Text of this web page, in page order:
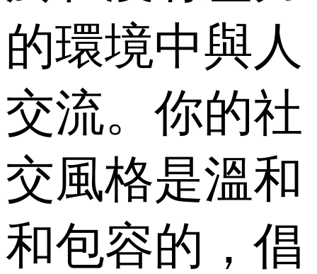
的環境中與人
交流。你的社
交風格是溫和
和包容的，倡